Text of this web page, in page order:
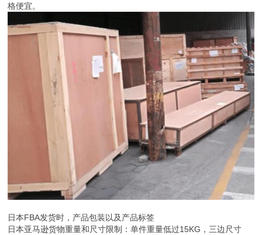
格便宜。
日本FBA发货时，产品包装以及产品标签
日本亚马逊货物重量和尺寸限制：单件重量低过15KG，三边尺寸